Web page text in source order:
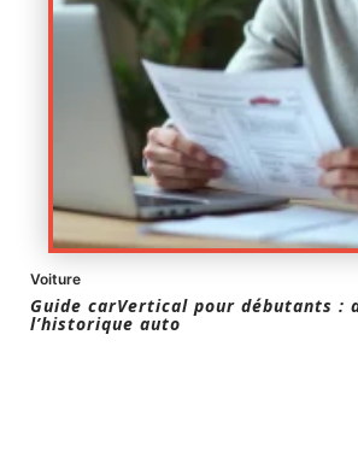
Voiture
Guide carVertical pour débutants :
l’historique auto